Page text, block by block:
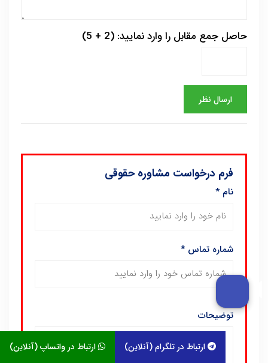
حاصل جمع مقابل را وارد نمایید: (2 + 5)
فرم درخواست مشاوره حقوقی
نام*
شماره تماس*
توضیحات
ارتباط در واتساپ (آنلاین) ارتباط در تلگرام (آنلاین)